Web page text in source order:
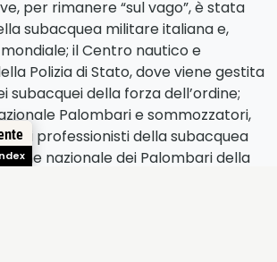
per rimanere “sul vago”, è stata
subacquea militare italiana e,
il Centro nautico e
Polizia di Stato, dove viene gestita
subacquei della forza dell’ordine;
Palombari e sommozzatori,
professionisti della subacquea
nazionale dei Palombari della